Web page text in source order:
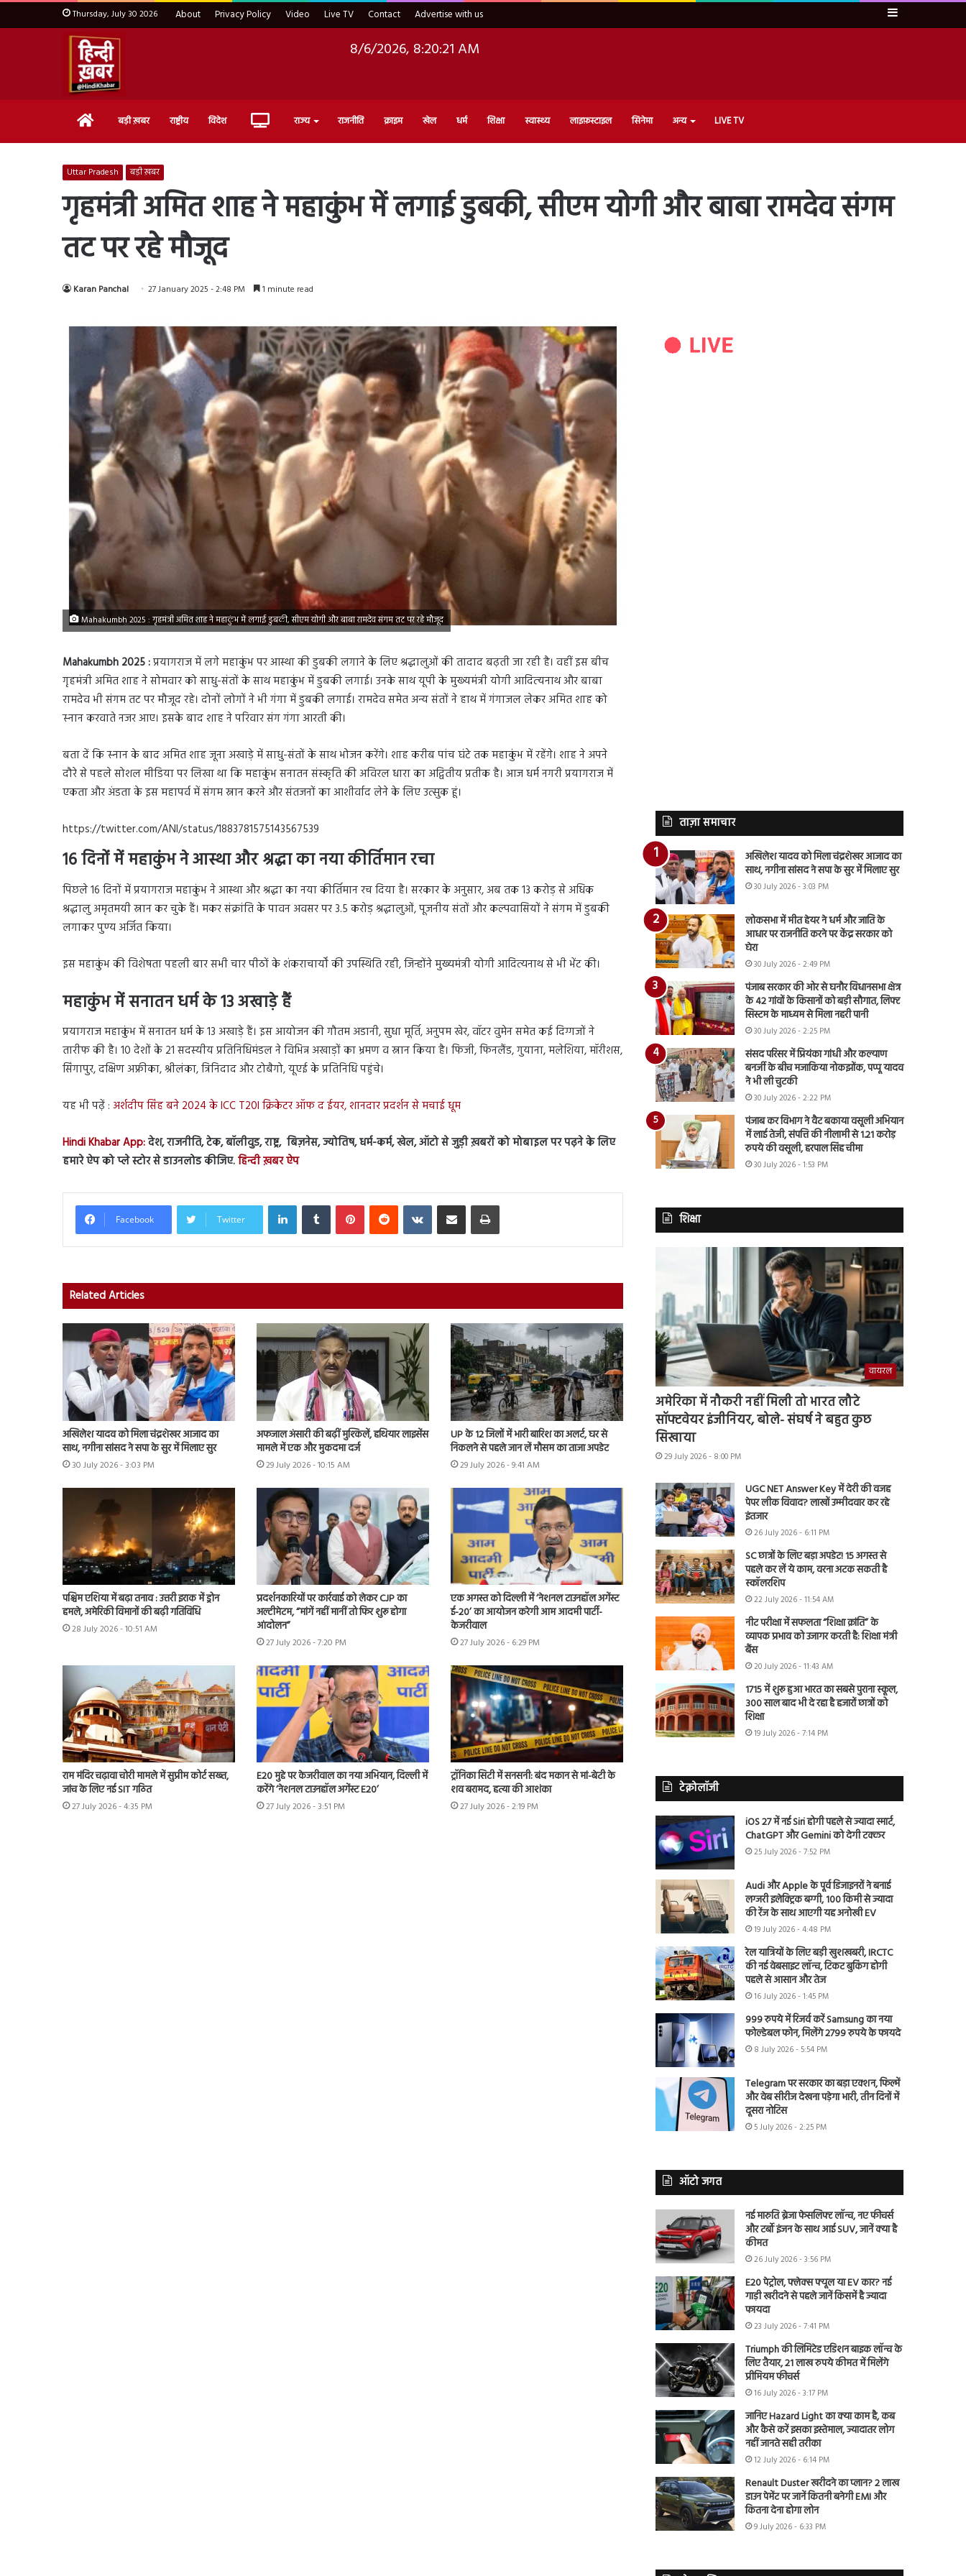
Thursday, July 30 2026 About Privacy Policy Video Live TV Contact Advertise with us Sidebar
8/6/2026, 8:20:22 AM
Home बड़ी ख़बर राष्ट्रीय विदेश Live राज्य राजनीति क्राइम खेल धर्म शिक्षा स्वास्थ्य लाइफ़स्टाइल सिनेमा अन्य LIVE TV
Uttar Pradesh बड़ी ख़बर
गृहमंत्री अमित शाह ने महाकुंभ में लगाई डुबकी, सीएम योगी और बाबा रामदेव संगम
तट पर रहे मौजूद
Karan Panchal 27 January 2025 - 2:48 PM 1 minute read
Mahakumbh 2025 : गृहमंत्री अमित शाह ने महाकुंभ में लगाई डुबकी, सीएम योगी और बाबा रामदेव संगम तट पर रहे मौजूद
Mahakumbh 2025 :प्रयागराज में लगे महाकुंभ पर आस्था की डुबकी लगाने के लिए श्रद्धालुओं की तादाद बढ़ती जा रही है। वहीं इस बीच
गृहमंत्री अमित शाह ने सोमवार को साधु-संतों के साथ महाकुंभ में डुबकी लगाई। उनके साथ यूपी के मुख्‍यमंत्री योगी आदित्‍यनाथ और बाबा
रामदेव भी संगम तट पर मौजूद रहे। दोनों लोगों ने भी गंगा में डुबकी लगाई। रामदेव समेत अन्‍य संतों ने हाथ में गंगाजल लेकर अमित शाह को
स्‍नान करवाते नजर आए। इसके बाद शाह ने परिवार संग गंगा आरती की।
बता दें कि स्‍नान के बाद अमित शाह जूना अखाड़े में साधु-संतों के साथ भोजन करेंगे। शाह करीब पांच घंटे तक महाकुंभ में रहेंगे। शाह ने अपने
दौरे से पहले सोशल मीडिया पर लिखा था कि महाकुंभ सनातन संस्कृति की अविरल धारा का अद्वितीय प्रतीक है। आज धर्म नगरी प्रयागराज में
एकता और अंडता के इस महापर्व में संगम स्नान करने और संतजनों का आशीर्वाद लेने के लिए उत्सुक हूं।
https://twitter.com/ANI/status/1883781575143567539
16 दिनों में महाकुंभ ने आस्था और श्रद्धा का नया कीर्तिमान रचा
पिछले 16 दिनों में प्रयागराज महाकुंभ ने आस्था और श्रद्धा का नया कीर्तिमान रच दिया है। सरकार के अनुसार, अब तक 13 करोड़ से अधिक
श्रद्धालु अमृतमयी स्नान कर चुके हैं। मकर संक्रांति के पावन अवसर पर 3.5 करोड़ श्रद्धालुओं, पूजनीय संतों और कल्पवासियों ने संगम में डुबकी
लगाकर पुण्य अर्जित किया।
इस महाकुंभ की विशेषता पहली बार सभी चार पीठों के शंकराचार्यों की उपस्थिति रही, जिन्होंने मुख्यमंत्री योगी आदित्यनाथ से भी भेंट की।
महाकुंभ में सनातन धर्म के 13 अखाड़े हैं
प्रयागराज महाकुंभ में सनातन धर्म के 13 अखाड़े हैं। इस आयोजन की गौतम अडानी, सुधा मूर्ति, अनुपम खेर, वॉटर वुमेन समेत कई दिग्गजों ने
तारीफ की है। 10 देशों के 21 सदस्यीय प्रतिनिधिमंडल ने विभिन्न अखाड़ों का भ्रमण व स्नान किया है। फिजी, फिनलैंड, गुयाना, मलेशिया, मॉरीशस,
सिंगापुर, दक्षिण अफ्रीका, श्रीलंका, त्रिनिदाद और टोबैगो, यूएई के प्रतिनिधि पहुंचे।
यह भी पढ़ें : अर्शदीप सिंह बने 2024 के ICC T20I क्रिकेटर ऑफ द ईयर, शानदार प्रदर्शन से मचाई धूम
Hindi Khabar App:देश, राजनीति, टेक, बॉलीवुड, राष्ट्र, बिज़नेस, ज्योतिष, धर्म-कर्म, खेल, ऑटो से जुड़ी ख़बरों को मोबाइल पर पढ़ने के लिए
हमारे ऐप को प्ले स्टोर से डाउनलोड कीजिए.हिन्दी ख़बर ऐप
Facebook Twitter
LinkedInTumblr PinterestReddit VKontakteShare via Email Print
Related Articles
अखिलेश यादव को मिला चंद्रशेखर आजाद का
साथ, नगीना सांसद ने सपा के सुर में मिलाए सुर
30 July 2026 - 3:03 PM
अफजाल अंसारी की बढ़ीं मुश्किलें, हथियार लाइसेंस
मामले में एक और मुकदमा दर्ज
29 July 2026 - 10:15 AM
UP के 12 जिलों में भारी बारिश का अलर्ट, घर से
निकलने से पहले जान लें मौसम का ताजा अपडेट
29 July 2026 - 9:41 AM
पश्चिम एशिया में बढ़ा तनाव : उत्तरी इराक में ड्रोन
हमले, अमेरिकी विमानों की बढ़ी गतिविधि
28 July 2026 - 10:51 AM
प्रदर्शनकारियों पर कार्रवाई को लेकर CJP का
अल्टीमेटम, “मांगें नहीं मानीं तो फिर शुरू होगा
आंदोलन”
27 July 2026 - 7:20 PM
एक अगस्त को दिल्ली में ‘नेशनल टाउनहॉल अगेंस्ट
ई-20’ का आयोजन करेगी आम आदमी पार्टी-
केजरीवाल
27 July 2026 - 6:29 PM
राम मंदिर चढ़ावा चोरी मामले में सुप्रीम कोर्ट सख्त,
जांच के लिए नई SIT गठित
27 July 2026 - 4:35 PM
E20 मुद्दे पर केजरीवाल का नया अभियान, दिल्ली में
करेंगे ‘नेशनल टाउनहॉल अगेंस्ट E20’
27 July 2026 - 3:51 PM
ट्रॉनिका सिटी में सनसनी: बंद मकान से मां-बेटी के
शव बरामद, हत्या की आशंका
27 July 2026 - 2:19 PM
ताज़ा समाचार
अखिलेश यादव को मिला चंद्रशेखर आजाद का
साथ, नगीना सांसद ने सपा के सुर में मिलाए सुर
30 July 2026 - 3:03 PM
लोकसभा में मीत हेयर ने धर्म और जाति के
आधार पर राजनीति करने पर केंद्र सरकार को
घेरा
30 July 2026 - 2:49 PM
पंजाब सरकार की ओर से घनौर विधानसभा क्षेत्र
के 42 गांवों के किसानों को बड़ी सौगात, लिफ्ट
सिस्टम के माध्यम से मिला नहरी पानी
30 July 2026 - 2:25 PM
संसद परिसर में प्रियंका गांधी और कल्याण
बनर्जी के बीच मजाकिया नोकझोंक, पप्पू यादव
ने भी ली चुटकी
30 July 2026 - 2:22 PM
पंजाब कर विभाग ने वैट बकाया वसूली अभियान
में लाई तेजी, संपत्ति की नीलामी से 1.21 करोड़
रुपये की वसूली, हरपाल सिंह चीमा
30 July 2026 - 1:53 PM
शिक्षा
वायरल
अमेरिका में नौकरी नहीं मिली तो भारत लौटे
सॉफ्टवेयर इंजीनियर, बोले- संघर्ष ने बहुत कुछ
सिखाया
29 July 2026 - 8:00 PM
UGC NET Answer Key में देरी की वजह
पेपर लीक विवाद? लाखों उम्मीदवार कर रहे
इंतजार
26 July 2026 - 6:11 PM
SC छात्रों के लिए बड़ा अपडेट! 15 अगस्त से
पहले कर लें ये काम, वरना अटक सकती है
स्कॉलरशिप
22 July 2026 - 11:54 AM
नीट परीक्षा में सफलता “शिक्षा क्रांति” के
व्यापक प्रभाव को उजागर करती है: शिक्षा मंत्री
बैंस
20 July 2026 - 11:43 AM
1715 में शुरू हुआ भारत का सबसे पुराना स्कूल,
300 साल बाद भी दे रहा है हजारों छात्रों को
शिक्षा
19 July 2026 - 7:14 PM
टेक्नोलॉजी
iOS 27 में नई Siri होगी पहले से ज्यादा स्मार्ट,
ChatGPT और Gemini को देगी टक्कर
25 July 2026 - 7:52 PM
Audi और Apple के पूर्व डिजाइनरों ने बनाई
लग्जरी इलेक्ट्रिक बग्गी, 100 किमी से ज्यादा
की रेंज के साथ आएगी यह अनोखी EV
19 July 2026 - 4:48 PM
रेल यात्रियों के लिए बड़ी खुशखबरी, IRCTC
की नई वेबसाइट लॉन्च, टिकट बुकिंग होगी
पहले से आसान और तेज
16 July 2026 - 1:45 PM
999 रुपये में रिजर्व करें Samsung का नया
फोल्डेबल फोन, मिलेंगे 2799 रुपये के फायदे
8 July 2026 - 5:54 PM
Telegram पर सरकार का बड़ा एक्शन, फिल्में
और वेब सीरीज देखना पड़ेगा भारी, तीन दिनों में
दूसरा नोटिस
5 July 2026 - 2:25 PM
ऑटो जगत
नई मारुति ब्रेजा फेसलिफ्ट लॉन्च, नए फीचर्स
और टर्बो इंजन के साथ आई SUV, जानें क्या है
कीमत
26 July 2026 - 3:56 PM
E20 पेट्रोल, फ्लेक्स फ्यूल या EV कार? नई
गाड़ी खरीदने से पहले जानें किसमें है ज्यादा
फायदा
23 July 2026 - 7:41 PM
Triumph की लिमिटेड एडिशन बाइक लॉन्च के
लिए तैयार, 21 लाख रुपये कीमत में मिलेंगे
प्रीमियम फीचर्स
16 July 2026 - 3:17 PM
जानिए Hazard Light का क्या काम है, कब
और कैसे करें इसका इस्तेमाल, ज्यादातर लोग
नहीं जानते सही तरीका
12 July 2026 - 6:14 PM
Renault Duster खरीदने का प्लान? 2 लाख
डाउन पेमेंट पर जानें कितनी बनेगी EMI और
कितना देना होगा लोन
9 July 2026 - 6:33 PM